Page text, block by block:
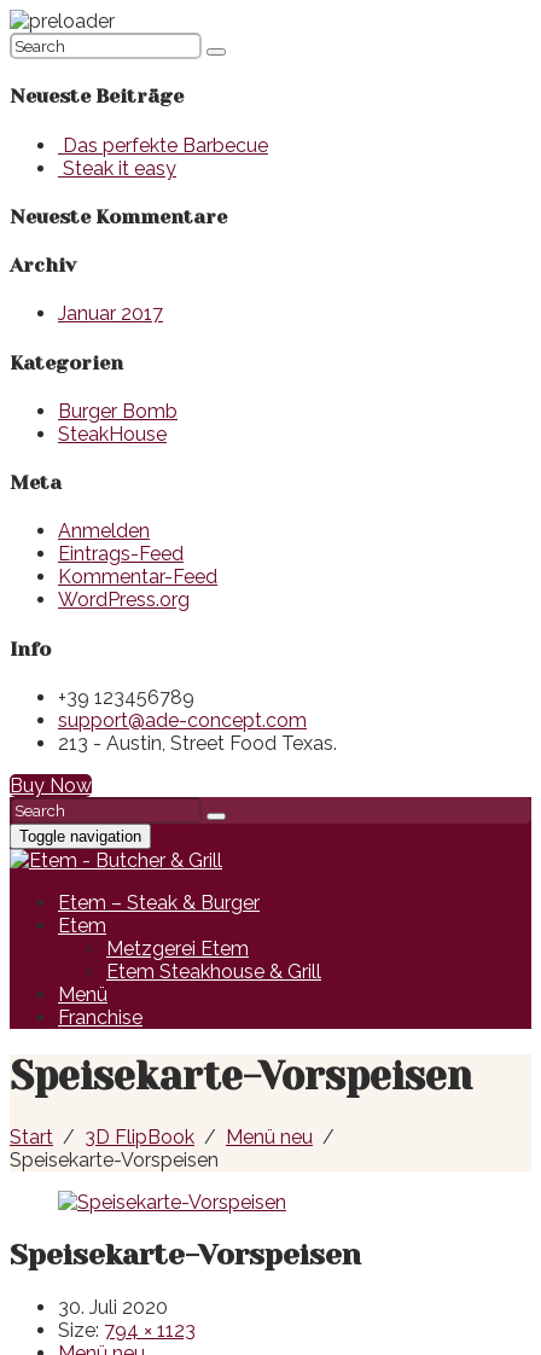
Neueste Beiträge
Das perfekte Barbecue
Steak it easy
Neueste Kommentare
Archiv
Januar 2017
Kategorien
Burger Bomb
SteakHouse
Meta
Anmelden
Eintrags-Feed
Kommentar-Feed
WordPress.org
Info
+39 123456789
support@ade-concept.com
213 - Austin, Street Food Texas.
Buy Now
Toggle navigation
Etem – Steak & Burger
Etem
Metzgerei Etem
Etem Steakhouse & Grill
Menü
Franchise
Speisekarte-Vorspeisen
Start 3D FlipBook
Menü neu
Speisekarte-Vorspeisen
Speisekarte-Vorspeisen
30. Juli 2020
Size: 794 × 1123